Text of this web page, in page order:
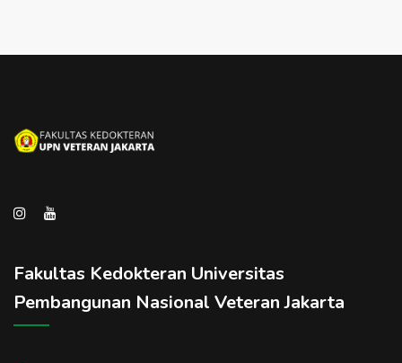
Fakultas Kedokteran Universitas
Pembangunan Nasional Veteran Jakarta